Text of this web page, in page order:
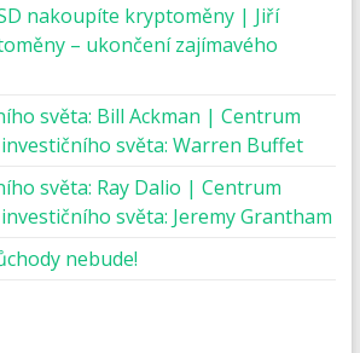
nakoupíte kryptoměny | Jiří
– ukončení zajímavého
světa: Bill Ackman | Centrum
světa: Warren Buffet
světa: Ray Dalio | Centrum
světa: Jeremy Grantham
nebude!